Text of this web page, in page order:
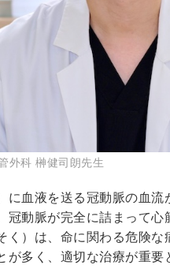
外科 榊健司朗先生
に血液を送る冠動脈の血
冠動脈が完全に詰まって
く）は、命に関わる危険
が多く、適切な治療が重要